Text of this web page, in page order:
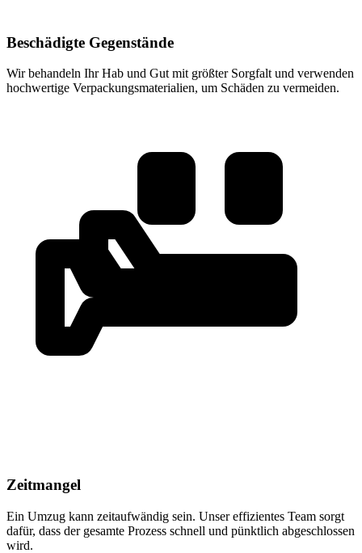
Beschädigte Gegenstände
Wir behandeln Ihr Hab und Gut mit größter Sorgfalt und verwenden
hochwertige Verpackungsmaterialien, um Schäden zu vermeiden.
Zeitmangel
Ein Umzug kann zeitaufwändig sein. Unser effizientes Team sorgt
dafür, dass der gesamte Prozess schnell und pünktlich abgeschlossen
wird.